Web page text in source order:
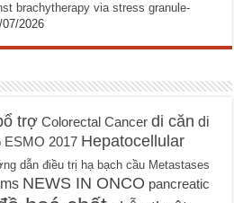
brachytherapy via stress granule-
07/2026
trợ Colorectal Cancer di căn di
ESMO 2017 Hepatocellular
dẫn điều trị hạ bạch cầu Metastases
NEWS IN ONCO pancreatic